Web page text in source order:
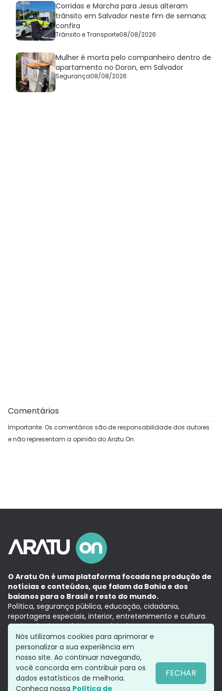
Corridas e Marcha para Jesus alteram
trânsito em Salvador neste fim de semana;
confira
Trânsito e Transporte08/08/2026
Mulher é morta pelo companheiro dentro de
apartamento no Doron, em Salvador
Segurança08/08/2026
Comentários
Importante: Os comentários são de responsabilidade dos autores
e não representam a opinião do Aratu On.
O Aratu On é uma plataforma focada na produção de
notícias e conteúdos, que falam da Bahia e dos
baianos para o Brasil e resto do mundo.
Política, segurança pública, educação, cidadania,
reportagens especiais, interior, entretenimento e cultura.
Aqui, tudo vira notícia e a notícia é no tempo presente,
com a credibilidade do Grupo Aratu.
Grupo Aratu
Política de privacidade
Siga-nos
Nós utilizamos cookies para aprimorar e
personalizar a sua experiência em
nosso site. Ao continuar navegando,
você concorda em contribuir para os
dados estatísticos de melhoria.
Conheça nossa Política de
FECHAR